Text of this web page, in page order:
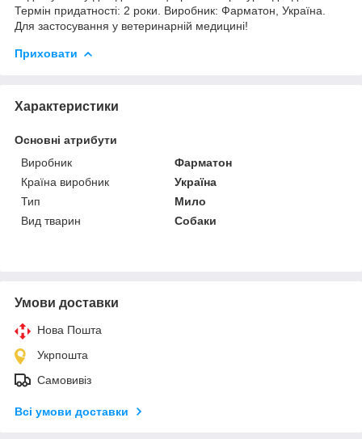
Термін придатності: 2 роки. Виробник: Фарматон, Україна.
Для застосування у ветеринарній медицині!
Приховати
Характеристики
Основні атрибути
Виробник
Фарматон
Країна виробник
Україна
Тип
Мило
Вид тварин
Собаки
Умови доставки
Нова Пошта
Укрпошта
Самовивіз
Всі умови доставки